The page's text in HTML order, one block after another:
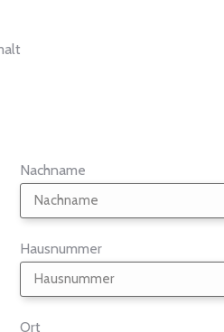
Nachname
Hausnummer
Ort